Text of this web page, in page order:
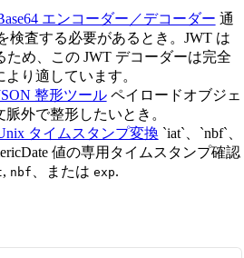
エンコーダー／デコーダー 通
検査する必要があるとき。JWT は
ため、この JWT デコーダーは完全
り適しています。
整形ツールペイロードオブジェ
外で整形したいとき。
タイムスタンプ変換 `iat`、`nbf`、
値の専用タイムスタンプ確認
, nbf 、または exp.